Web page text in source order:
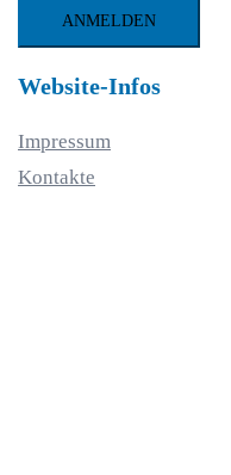
Website-Infos
Impressum
Kontakte